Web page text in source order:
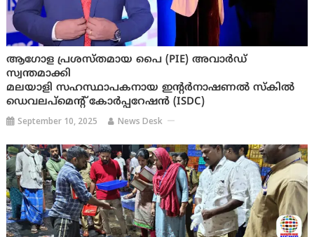
ആഗോള പ്രശസ്തമായ പൈ (PIE) അവാര്‍ഡ്
സ്വന്തമാക്കി
മലയാളി സഹസ്ഥാപകനായ ഇന്റര്‍നാഷണല്‍ സ്‌കില്‍
ഡെവലപ്‌മെന്റ് കോര്‍പ്പറേഷന്‍ (ISDC)
September 10, 2025 News Desk